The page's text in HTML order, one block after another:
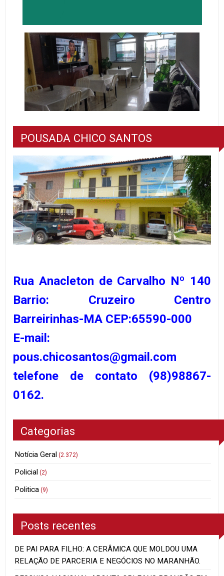
POUSADA CHICO SANTOS
Rua Anacleton de Carvalho Nº 140
Barrio: Cruzeiro Centro
Barreirinhas-MA CEP:65590-000
E-mail:
pous.chicosantos@gmail.com
telefone de contato (98)98867-
0162.
Categorias
Notícia Geral (2.372)
Policial (2)
Politica (9)
Posts recentes
DE PAI PARA FILHO: A CERÂMICA QUE MOLDOU UMA
RELAÇÃO DE PARCERIA E NEGÓCIOS NO MARANHÃO.